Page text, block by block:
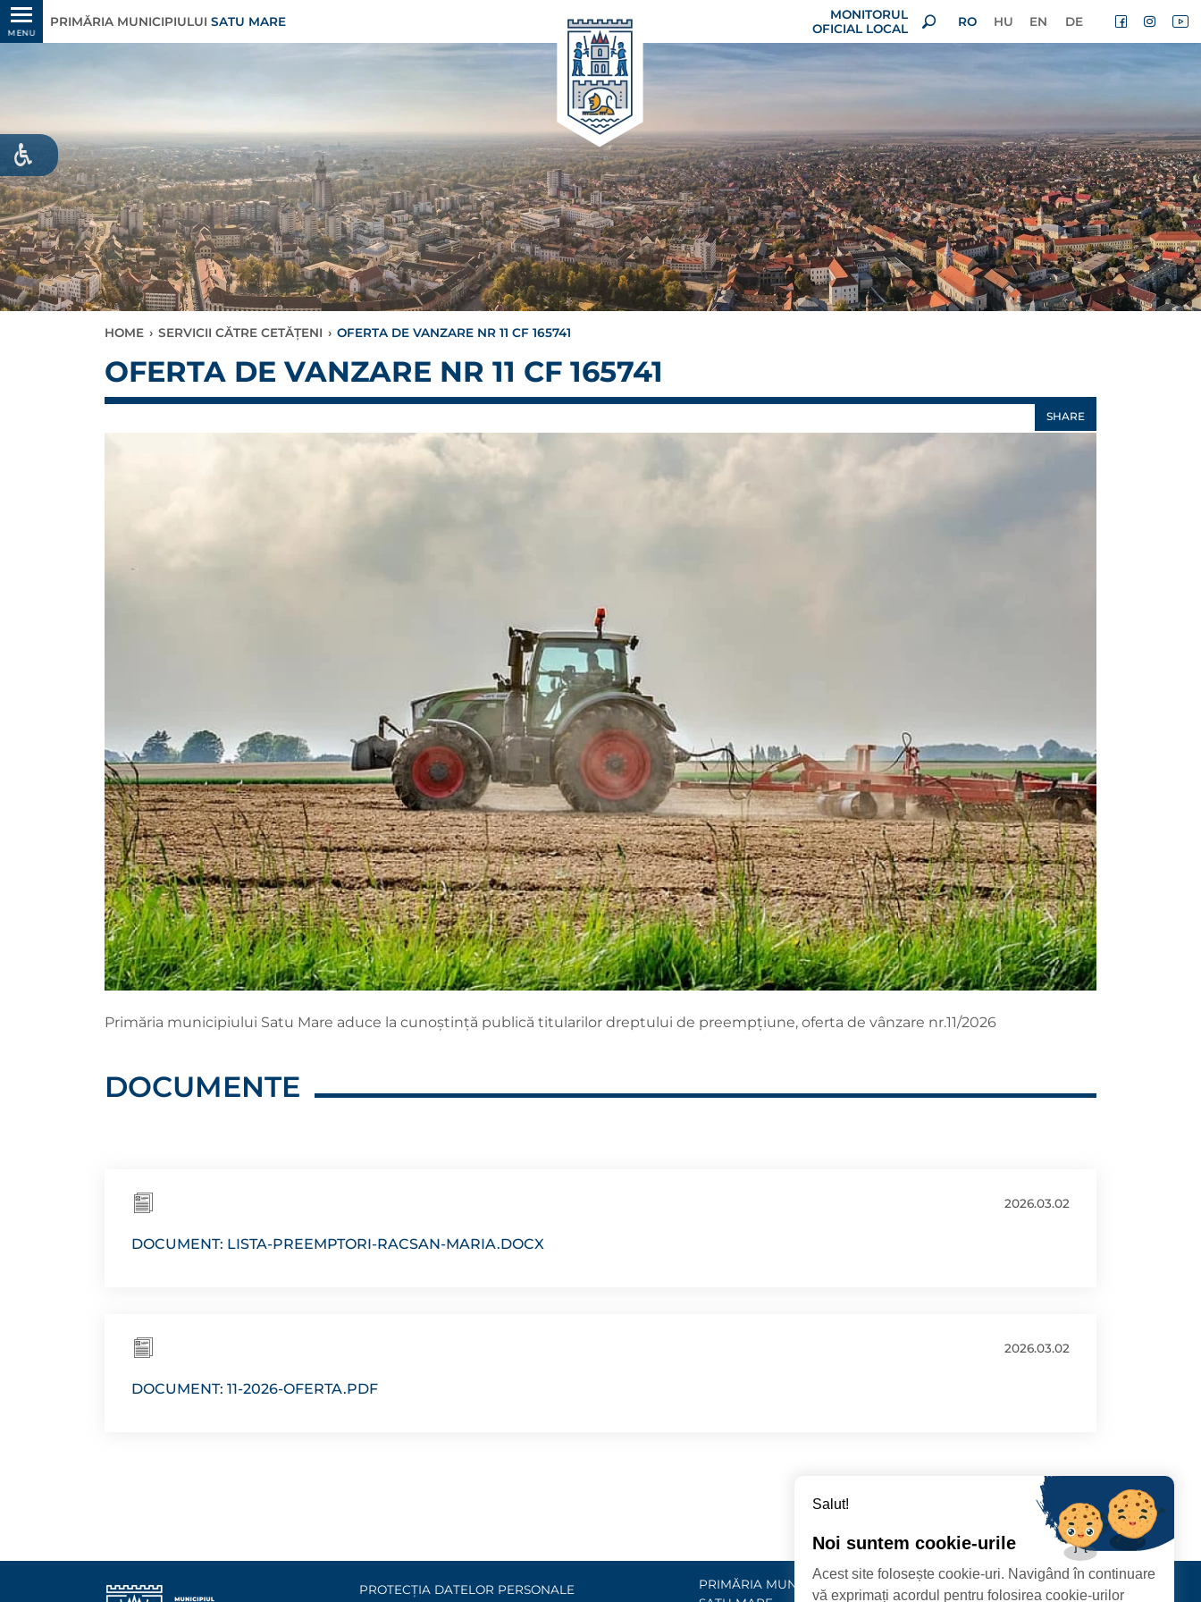
MENU
PRIMĂRIA MUNICIPIULUI SATU MARE
MONITORUL
OFICIAL LOCAL
RO HU EN DE
HOME › SERVICII CĂTRE CETĂȚENI › OFERTA DE VANZARE NR 11 CF 165741
OFERTA DE VANZARE NR 11 CF 165741
SHARE
Primăria municipiului Satu Mare aduce la cunoștință publică titularilor dreptului de preempțiune, oferta de vânzare nr.11/2026
DOCUMENTE
2026.03.02
DOCUMENT: LISTA-PREEMPTORI-RACSAN-MARIA.DOCX
2026.03.02
DOCUMENT: 11-2026-OFERTA.PDF
PROTECȚIA DATELOR PERSONALE
PRIMĂRIA MUNICIPIULUI
Contact
Salut!
Noi suntem cookie-urile
Acest site folosește cookie-uri. Navigând în continuare
vă exprimați acordul pentru folosirea cookie-urilor